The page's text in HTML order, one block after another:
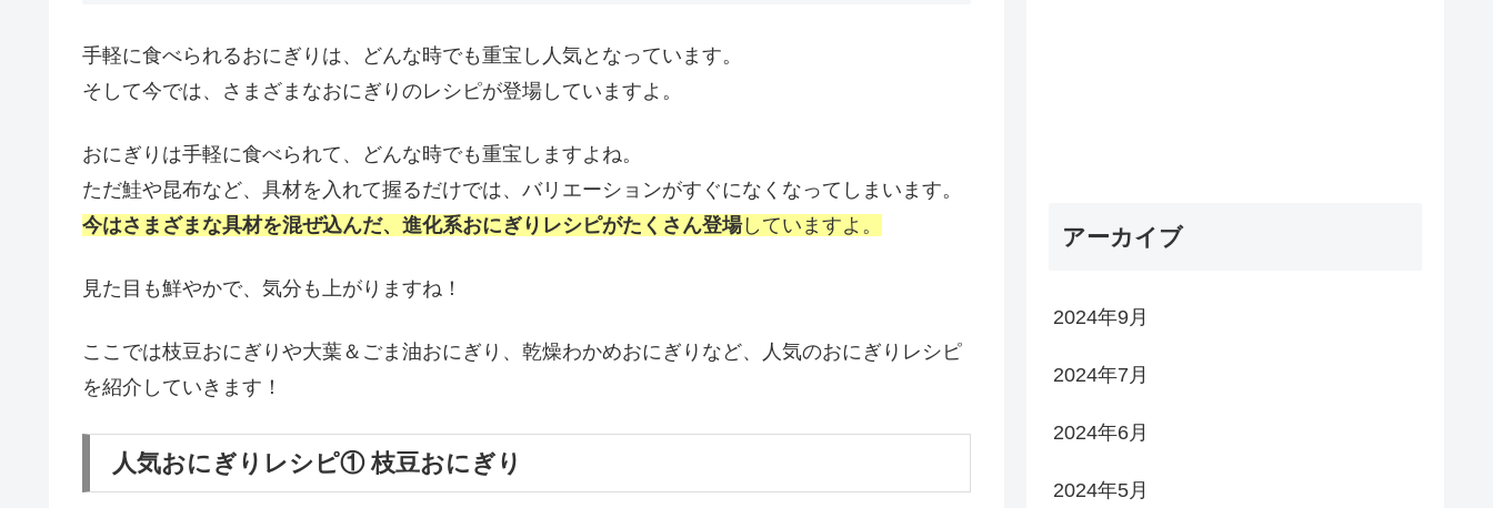
手軽に食べられるおにぎりは、どんな時でも重宝し人気となっています。
そして今では、さまざまなおにぎりのレシピが登場していますよ。
おにぎりは手軽に食べられて、どんな時でも重宝しますよね。
ただ鮭や昆布など、具材を入れて握るだけでは、バリエーションがすぐになくなってしまいます。
今はさまざまな具材を混ぜ込んだ、進化系おにぎりレシピがたくさん登場していますよ。
見た目も鮮やかで、気分も上がりますね！
ここでは枝豆おにぎりや大葉＆ごま油おにぎり、乾燥わかめおにぎりなど、人気のおにぎりレシピ
を紹介していきます！
人気おにぎりレシピ① 枝豆おにぎり
アーカイブ
2024年9月
2024年7月
2024年6月
2024年5月